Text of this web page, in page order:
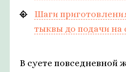
Шаги
тыквы до подачи на
В суете повседневной